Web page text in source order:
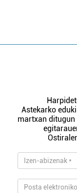
Astekarko
martxan ditugun